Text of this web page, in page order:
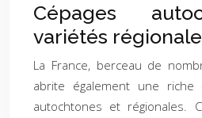
Cépages
variétés
La France, berceau de
abrite également une riche
autochtones et régionales.